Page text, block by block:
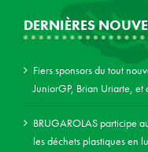
DERNIÈRES
Fiers sponsors du tout
JuniorGP, Brian Uriarte, et
BRUGAROLAS participe
les déchets plastiques en